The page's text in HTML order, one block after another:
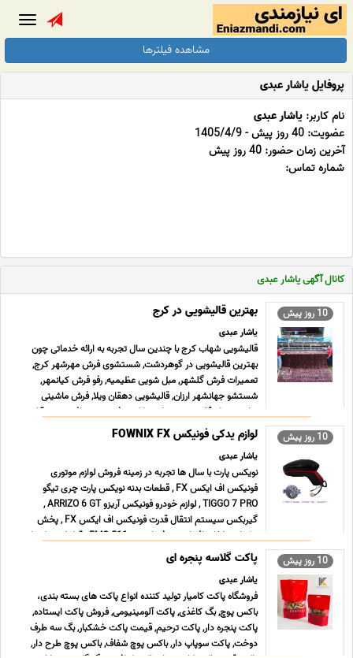
مشاهده فیلترها
پروفایل یاشار عبدی
نام کاربر: یاشار عبدی
عضویت: 40 روز پیش - 1405/4/9
آخرین زمان حضور: 40 روز پیش
شماره تماس:
کانال آگهی یاشار عبدی
10 روز پیش بهترین قالیشویی در کرج
یاشار عبدی
قالیشویی شهاب کرج با چندین سال تجربه به ارائه خدماتی چون
بهترین قالیشویی در گوهردشت, شستشوی فرش مهرشهر کرج,
تعمیرات فرش گلشهر, مبل شویی عظیمیه, رفو فرش کیانمهر,
شستشو جهانشهر ارزان, قالیشویی دهقان ویلا, فرش ماشینی
شاهین ویلا, قالیشویی جهان نما کرج, فرش دستبافت سرحدآباد,
شستشو تاب ... ...
10 روز پیش لوازم یدکی فونیکس FOWNIX FX
یاشار عبدی
نویکس پارت با سال ها تجربه در زمینه فروش لوازم موتوری
فونیکس اف ایکس FX , قطعات بدنه نویکس پارت چری تیگو
TIGGO 7 PRO , لوازم خودرو فونیکس آریزو ARRIZO 6 GT ,
گیربکس سیستم انتقال قدرت فونیکس اف ایکس FX , پخش
تزئینات داخلی اف ام سی فردا موتور FMC 511 , قطعات یدکی ام
وی ام MVM X22 P ... ...
10 روز پیش پاکت گلاسه پنجره ای
یاشار عبدی
فروشگاه پاکت کامیار تولید کننده انواع پاکت های بسته بندی،
باکس پوچ, بگ کاغذی, پاکت آلومینیومی, فروش پاکت ایستاده,
پاکت پنجره دار, پاکت ترحیم, قیمت پاکت خشکبار, بگ سه طرف
دوخت, پاکت سوپاپ دار, باکس پوچ شفاف, باکس پوچ طرح دار,